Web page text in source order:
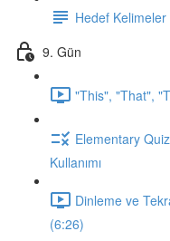
Hedef Kelimeler
9. Gün
"This", "That",
Elementary
Kullanımı
Dinleme ve
(6:26)